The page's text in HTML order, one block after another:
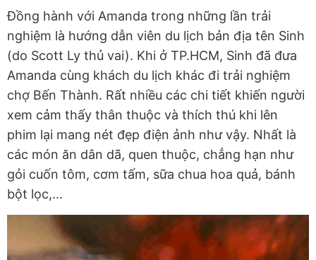
Đồng hành với Amanda trong những lần trải
nghiệm là hướng dẫn viên du lịch bản địa tên Sinh
(do Scott Ly thủ vai). Khi ở TP.HCM, Sinh đã đưa
Amanda cùng khách du lịch khác đi trải nghiệm
chợ Bến Thành. Rất nhiều các chi tiết khiến người
xem cảm thấy thân thuộc và thích thú khi lên
phim lại mang nét đẹp điện ảnh như vậy. Nhất là
các món ăn dân dã, quen thuộc, chẳng hạn như
gỏi cuốn tôm, cơm tấm, sữa chua hoa quả, bánh
bột lọc,...